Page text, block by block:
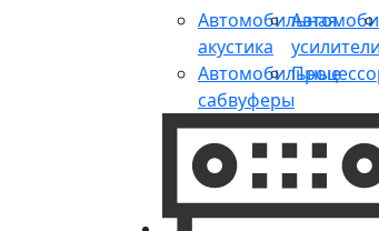
Автомобильная
акустика
Автомобильные
сабвуферы
усилители